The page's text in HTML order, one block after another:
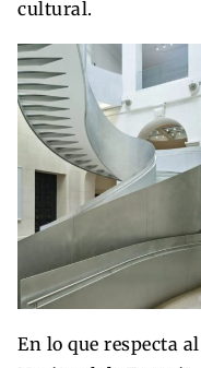
cultural.
En lo que respecta